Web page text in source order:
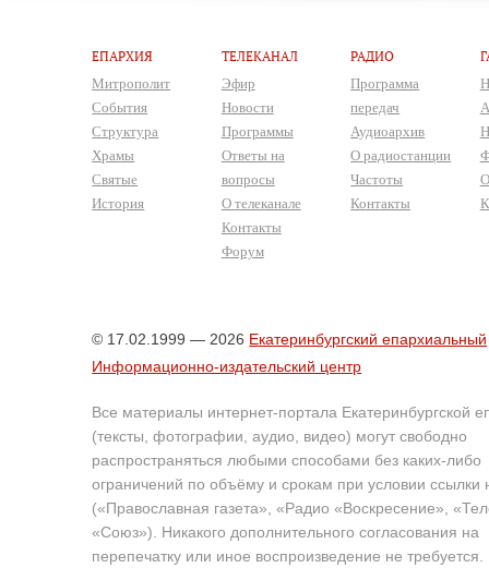
ЕПАРХИЯ
Митрополит
События
Структура
Храмы
Святые
История
ТЕЛЕКАНАЛ
Эфир
Новости
Программы
Ответы на
вопросы
О телеканале
Контакты
Форум
РАДИО
Программа
передач
Аудиоархив
О радиостанции
Частоты
Контакты
© 17.02.1999 — 2026 Екатеринбургский епархиальный
Информационно-издательский центр
Все материалы интернет-портала Екатеринбургской
(тексты, фотографии, аудио, видео) могут свободно
распространяться любыми способами без каких-либо
ограничений по объёму и срокам при условии ссылки
(«Православная газета», «Радио «Воскресение»,
«Союз»). Никакого дополнительного согласования на
перепечатку или иное воспроизведение не требуется.